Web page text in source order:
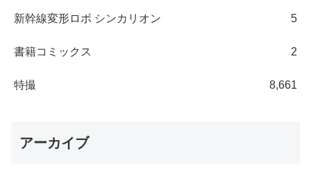
新幹線変形ロボ シンカリオン 5
書籍コミックス 2
特撮 8,661
アーカイブ